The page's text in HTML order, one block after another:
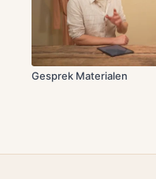
Gesprek Materialen